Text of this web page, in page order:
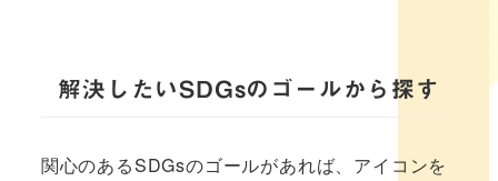
解決したいSDGsのゴールから探す
関心のあるSDGsのゴールがあれば、アイコンを